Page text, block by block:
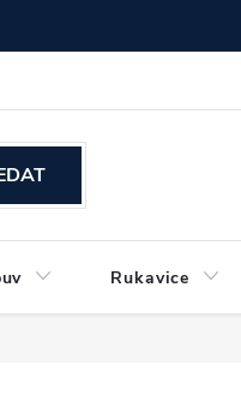
Rukavice